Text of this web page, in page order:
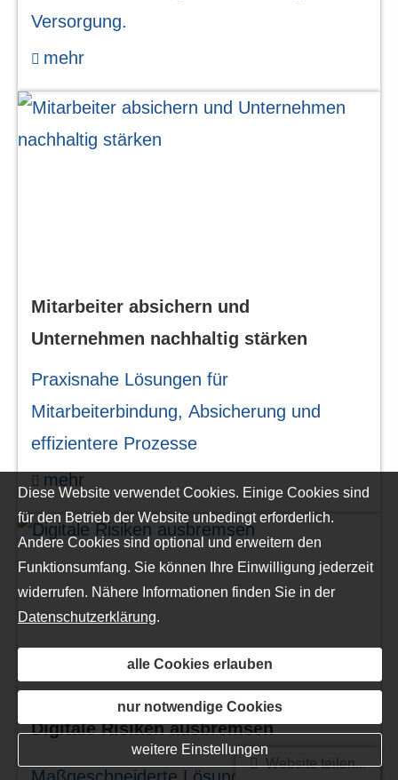
Versorgung.
mehr
Mitarbeiter absichern und
Unternehmen nachhaltig stärken
Praxisnahe Lösungen für
Mitarbeiterbindung, Absicherung und
effizientere Prozesse
mehr
Digitale Risiken ausbremsen
Diese Website verwendet Cookies. Einige Cookies sind
für den Betrieb der Website unbedingt erforderlich.
Andere Cookies sind optional und erweitern den
Funktionsumfang. Sie können Ihre Einwilligung jederzeit
widerrufen. Nähere Informationen finden Sie in der
Datenschutzerklärung.
alle Cookies erlauben
nur notwendige Cookies
weitere Einstellungen
Website teilen...